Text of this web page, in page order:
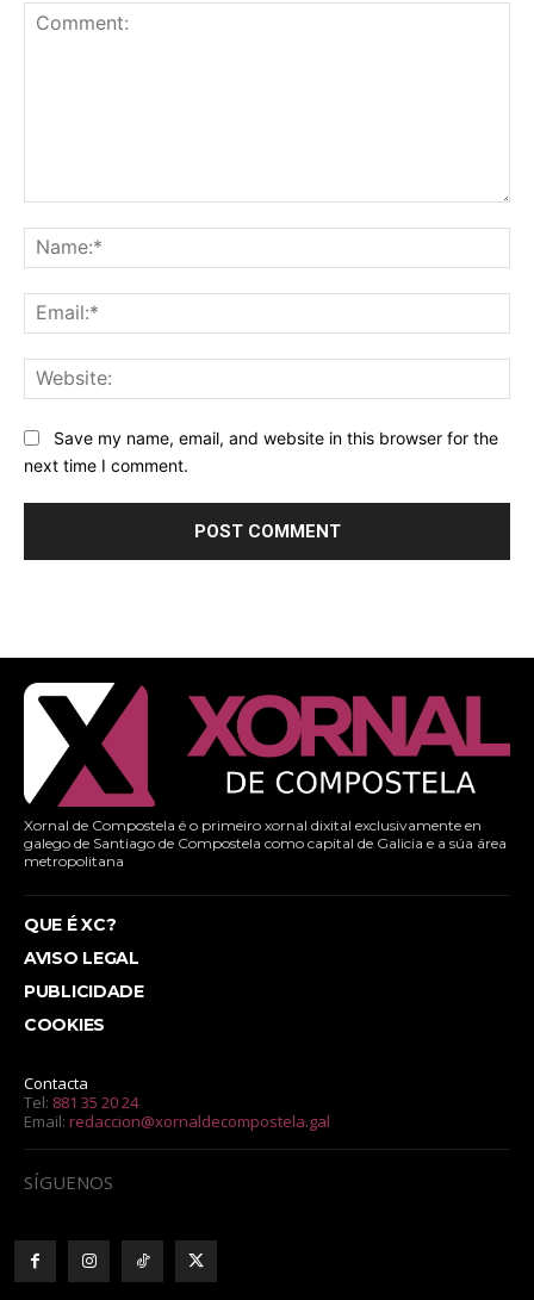
Save my name, email, and website in this browser for the
next time I comment.
Xornal de Compostela é o primeiro xornal dixital exclusivamente en
galego de Santiago de Compostela como capital de Galicia e a súa área
metropolitana
QUE É XC?
AVISO LEGAL
PUBLICIDADE
COOKIES
Contacta
Tel: 881 35 20 24
Email: redaccion@xornaldecompostela.gal
SÍGUENOS